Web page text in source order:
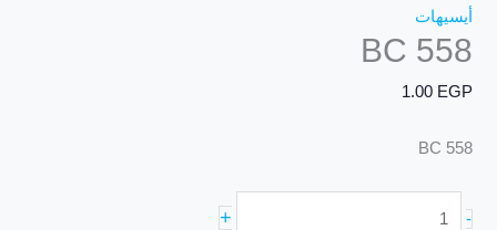
أيسيهات
BC 558
1.00 EGP
BC 558
-
+